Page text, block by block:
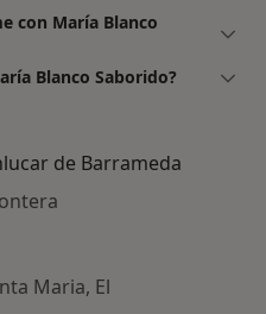
con María Blanco
Blanco Saborido?
de Barrameda
Maria, El